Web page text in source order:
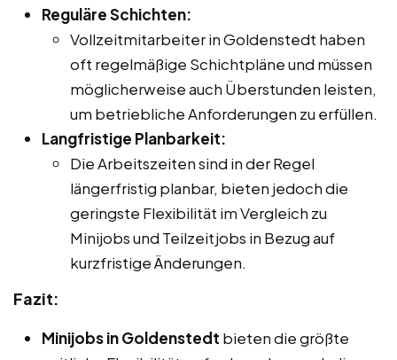
Reguläre Schichten:
Vollzeitmitarbeiter in Goldenstedt haben
oft regelmäßige Schichtpläne und müssen
möglicherweise auch Überstunden leisten,
um betriebliche Anforderungen zu erfüllen.
Langfristige Planbarkeit:
Die Arbeitszeiten sind in der Regel
längerfristig planbar, bieten jedoch die
geringste Flexibilität im Vergleich zu
Minijobs und Teilzeitjobs in Bezug auf
kurzfristige Änderungen.
Fazit:
Minijobs in Goldenstedt bieten die größte